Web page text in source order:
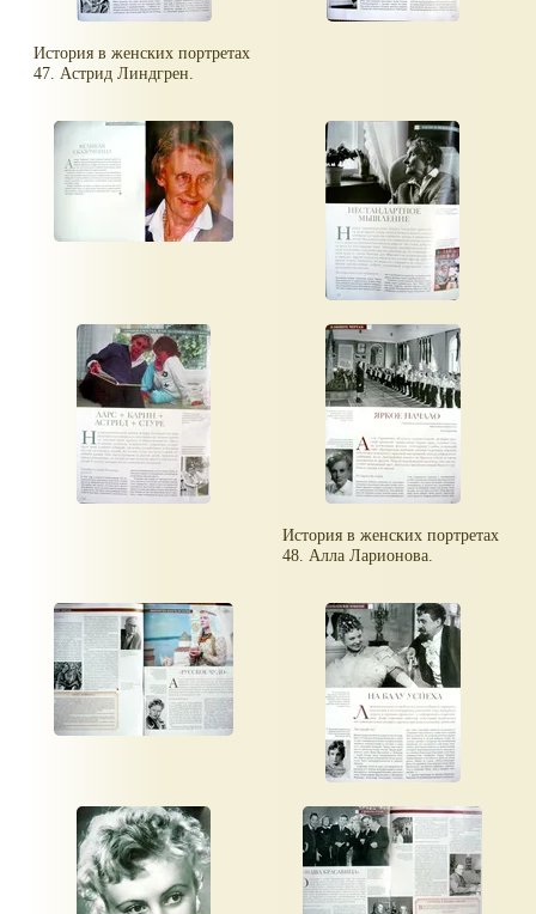
История в женских портретах
47. Астрид Линдгрен.
История в женских портретах
48. Алла Ларионова.